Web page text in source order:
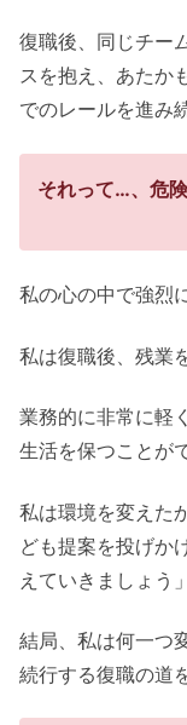
復職後、同じチー
スを抱え、あたか
でのレールを進み
それって…、危
私の心の中で強烈
私は復職後、残業
業務的に非常に軽
生活を保つことが
私は環境を変えた
ども提案を投げか
えていきましょう
結局、私は何一つ
続行する復職の道